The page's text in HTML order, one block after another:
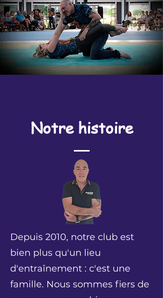
Notre histoire
Depuis 2010, notre club est
bien plus qu'un lieu
d'entraînement : c'est une
famille. Nous sommes fiers de